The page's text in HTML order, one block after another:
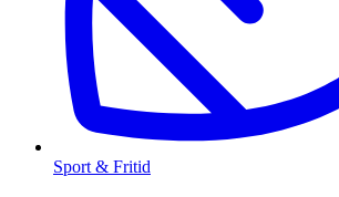
Sport & Fritid